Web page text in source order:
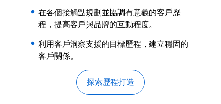
在各個接觸點規劃並協調有意義的客戶歷
程，提高客戶與品牌的互動程度。
利用客戶洞察支援的目標歷程，建立穩固的
客戶關係。
探索歷程打造